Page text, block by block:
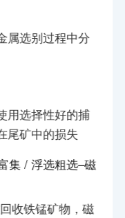
属选别过程中分
用选择性好的捕
尾矿中的损失
集 / 浮选粗选–磁
收铁锰矿物，磁